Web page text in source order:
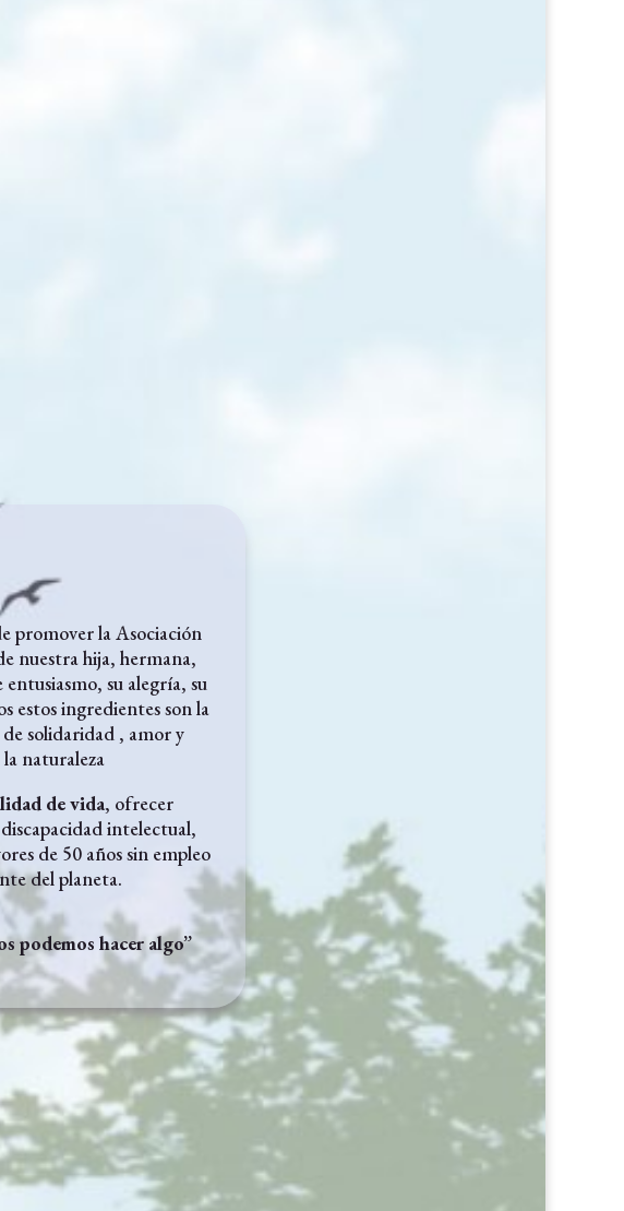
promover la Asociación
nuestra hija, hermana,
su alegría, su
estos ingredientes son la
solidaridad , amor y
naturaleza
de vida, ofrecer
intelectual,
de 50 años sin empleo
del planeta.
podemos hacer algo”